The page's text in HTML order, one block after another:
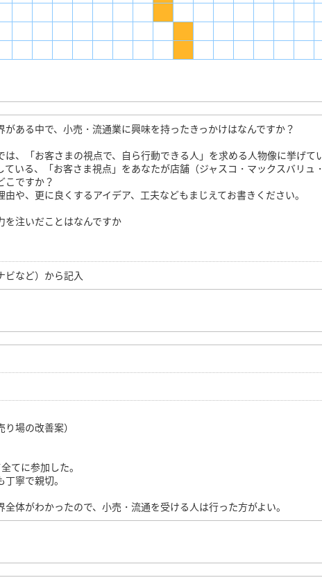
がある中で、小売・流通業に興味を持ったきっかけはなんですか？
は、「お客さまの視点で、自ら行動できる人」を求める人物像に挙げて
ている、「お客さま視点」をあなたが店舗（ジャスコ・マックスバリュ
こですか？
由や、更に良くするアイデア、工夫などもまじえてお書きください。
を注いだことはなんですか
ビなど）から記入
場の改善案）
てに参加した。
寧で親切。
全体がわかったので、小売・流通を受ける人は行った方がよい。